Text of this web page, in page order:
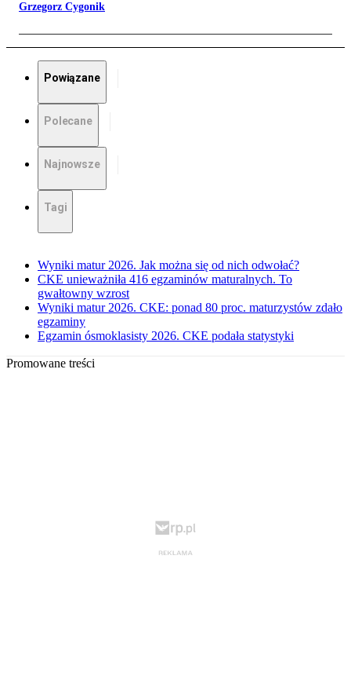
Grzegorz Cygonik
Powiązane
Polecane
Najnowsze
Tagi
Wyniki matur 2026. Jak można się od nich odwołać?
CKE unieważniła 416 egzaminów maturalnych. To
gwałtowny wzrost
Wyniki matur 2026. CKE: ponad 80 proc. maturzystów zdało
egzaminy
Egzamin ósmoklasisty 2026. CKE podała statystyki
Promowane treści